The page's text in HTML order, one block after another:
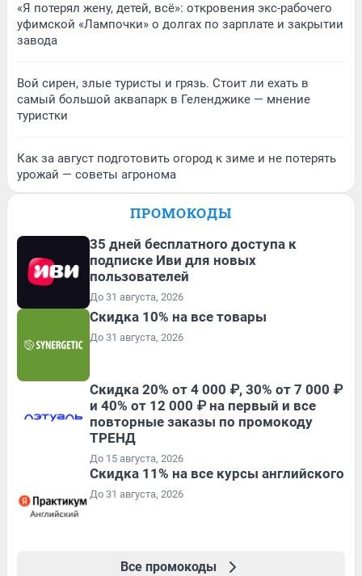
«Я потерял жену, детей, всё»: откровения экс-рабочего
уфимской «Лампочки» о долгах по зарплате и закрытии
завода
Вой сирен, злые туристы и грязь. Стоит ли ехать в
самый большой аквапарк в Геленджике — мнение
туристки
Как за август подготовить огород к зиме и не потерять
урожай — советы агронома
ПРОМОКОДЫ
35 дней бесплатного доступа к
подписке Иви для новых
пользователей
До 31 августа, 2026
Скидка 10% на все товары
До 31 августа, 2026
Скидка 20% от 4 000 ₽, 30% от 7 000 ₽
и 40% от 12 000 ₽ на первый и все
повторные заказы по промокоду
ТРЕНД
До 15 августа, 2026
Скидка 11% на все курсы английского
До 31 августа, 2026
Все промокоды